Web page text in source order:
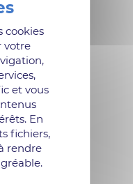
cookies
votre
et vous
En
fichiers,
rendre